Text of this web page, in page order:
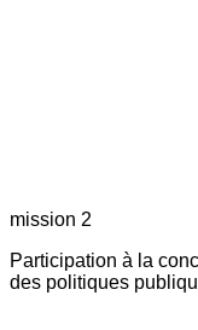
mission 2
Participation à la
des politiques